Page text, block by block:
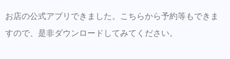
お店の公式アプリできました。こちらから予約等もできま
すので、是非ダウンロードしてみてください。